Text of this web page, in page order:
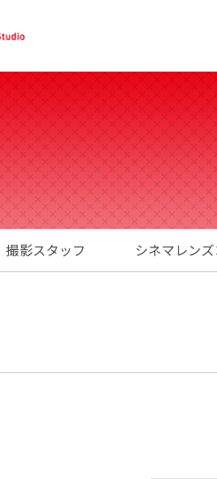
撮影スタッフ シネマレン